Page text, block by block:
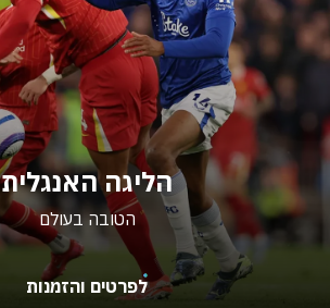
הליגה האנגלית
הטובה בעולם
לפרטים והזמנות